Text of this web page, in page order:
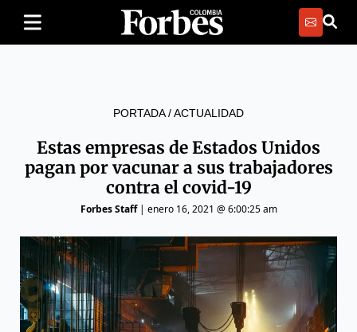
PORTADA/ACTUALIDAD
Estas empresas de Estados Unidos
pagan por vacunar a sus trabajadores
contra el covid-19
Forbes Staff| enero 16, 2021 @ 6:00:25 am